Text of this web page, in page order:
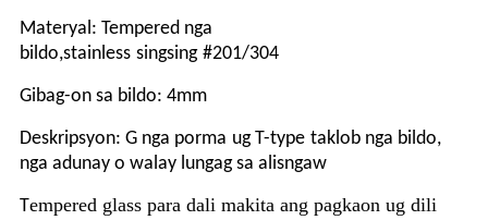
Materyal: Tempered nga
bildo,stainless singsing #201/304
Gibag-on sa bildo: 4mm
Deskripsyon: G nga porma ug T-type taklob nga bildo,
nga adunay o walay lungag sa alisngaw
Tempered glass para dali makita ang pagkaon ug dili